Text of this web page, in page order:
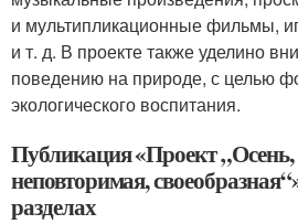
и мультипликационные фильмы,
и т. д. В проекте также уделино
поведению на природе, с целью
экологического воспитания.
Публикация «Проект „Осень,
неповторимая,
разделах